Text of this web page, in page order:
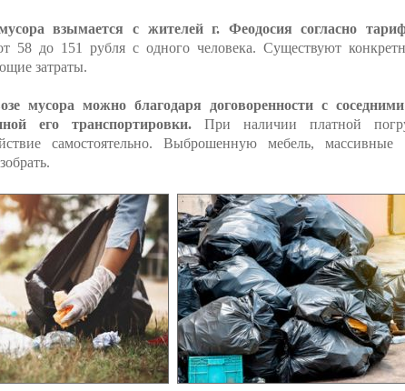
взымается с жителей г. Феодосия согласно
58 до 151 рубля с одного человека. Существуют
затраты.
мусора можно благодаря договоренности с
его транспортировки. При наличии платной
самостоятельно. Выброшенную мебель, массивные